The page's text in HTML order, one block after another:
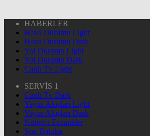
HABERLER
Hava Durumu Light
Hava Durumu Dark
Yol Durumu Light
Yol Durumu Dark
Canlı Tv Light
SERVİS 1
Canlı Tv Dark
Yayın Akışları Light
Yayın Akışları Dark
Nöbetçi Eczaneler
Son Dakika